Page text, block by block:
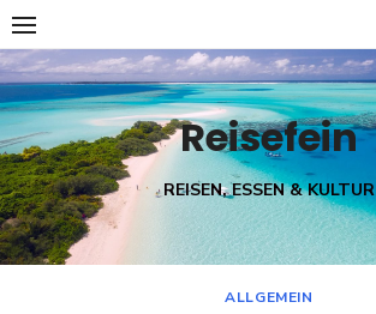
Skip
to
content
Reisefein
REISEN, ESSEN & KULTUR
ALLGEMEIN